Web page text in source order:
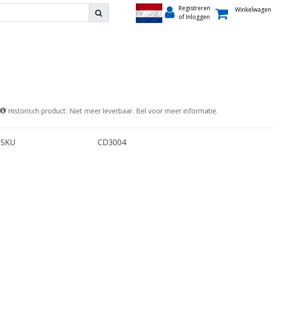
Registreren
of Inloggen
Winkelwagen
Historisch product: Niet meer leverbaar. Bel voor meer informatie.
SKU CD3004